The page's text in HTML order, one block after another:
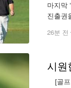
마지막
진출권
26분 전
시원
[골프